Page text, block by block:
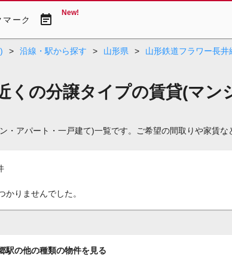
マーク event_note New!
> 沿線・駅から探す > 山形県 > 山形鉄道フラワー長井
くの分譲タイプの賃貸(マン
アパート・一戸建て)一覧です。ご希望の間取りや家賃な
かりませんでした。
駅の他の種類の物件を見る